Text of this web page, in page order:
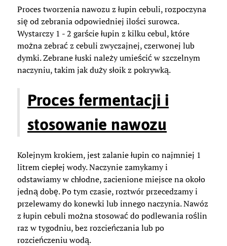
Proces tworzenia nawozu z łupin cebuli, rozpoczyna
się od zebrania odpowiedniej ilości surowca.
Wystarczy 1 - 2 garście łupin z kilku cebul, które
można zebrać z cebuli zwyczajnej, czerwonej lub
dymki. Zebrane łuski należy umieścić w szczelnym
naczyniu, takim jak duży słoik z pokrywką.
Proces fermentacji i
stosowanie nawozu
Kolejnym krokiem, jest zalanie łupin co najmniej 1
litrem ciepłej wody. Naczynie zamykamy i
odstawiamy w chłodne, zacienione miejsce na około
jedną dobę. Po tym czasie, roztwór przecedzamy i
przelewamy do konewki lub innego naczynia. Nawóz
z łupin cebuli można stosować do podlewania roślin
raz w tygodniu, bez rozcieńczania lub po
rozcieńczeniu wodą.